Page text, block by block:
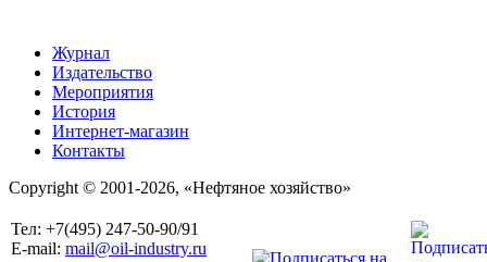
Журнал
Издательство
Мероприятия
История
Интернет-магазин
Контакты
Copyright © 2001-2026, «Нефтяное хозяйство»
Тел: +7(495) 247-50-90/91
E-mail: mail@oil-industry.ru